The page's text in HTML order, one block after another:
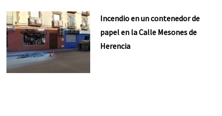
Incendio en un contenedor de
papel en la Calle Mesones de
Herencia